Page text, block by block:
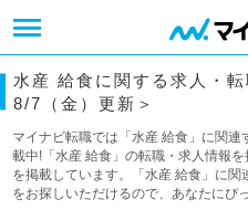
水産 給食に関する求人・
8/7（金）更新＞
マイナビ転職では「水産 給食」に関
載中!「水産 給食」の転職・求人情報
を掲載しています。「水産 給食」に
をお探しいただけるので、あなたにぴ